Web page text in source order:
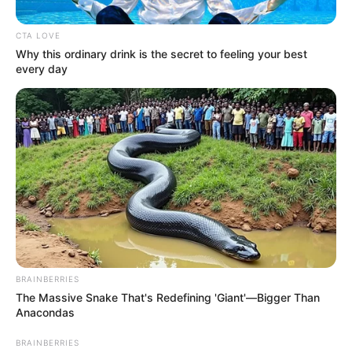
Alerta paisa
Inició de las elecciones: presentación del alcalde y
Gobernador de Antioquia
Por:Diego Alejandro Escobar Calle
Mayo 31, 2026
CTA LOVE
Why this ordinary drink is the secret to feeling your best
every day
BRAINBERRIES
The Massive Snake That's Redefining 'Giant'—Bigger Than
Anacondas
BRAINBERRIES